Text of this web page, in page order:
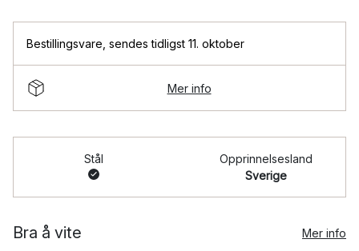
Bestillingsvare sendes tidligst 11. oktober
Mer info
Stål
Opprinnelsesland
Sverige
Bra å vite Mer info